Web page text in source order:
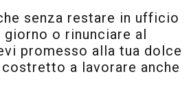
senza restare in ufficio
o rinunciare al
promesso alla tua dolce
a lavorare anche